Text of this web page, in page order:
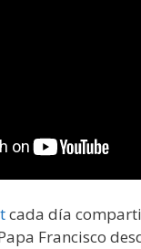
cada día
Francisco